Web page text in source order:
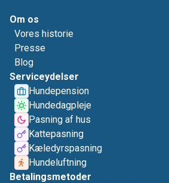
Om os
Vores historie
Presse
Blog
Serviceydelser
Hundepension
Hundedagpleje
Pasning af hus
Kattepasning
Kæledyrspasning
Hundeluftning
Betalingsmetoder